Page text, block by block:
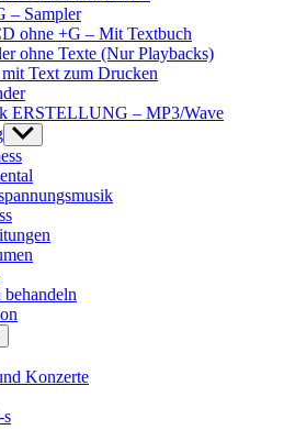
– Sampler
ohne +G – Mit Textbuch
ohne Texte (Nur Playbacks)
Text zum Drucken
ERSTELLUNG – MP3/Wave
Show
sub
menu
behandeln
Konzerte
s